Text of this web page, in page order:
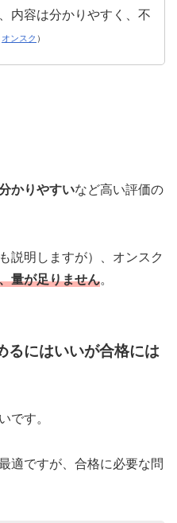
内容は分かりやすく、不
オンスク ）
かりやすいなど高い評価の
説明しますが）、オンスク
量が足りません。
るにはいいが合格には
です。
適ですが、合格に必要な問